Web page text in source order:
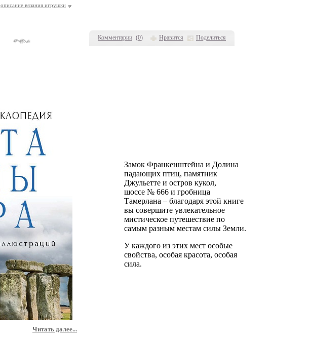
Комментарии (0) Нравится Поделиться
описание вязания игрушки
Замок Франкенштейна и Долина
падающих птиц, памятник
Джульетте и остров кукол,
шоссе № 666 и гробница
Тамерлана – благодаря этой книге
вы совершите увлекательное
мистическое путешествие по
самым разным местам силы Земли.
У каждого из этих мест особые
свойства, особая красота, особая
сила.
Читать далее...